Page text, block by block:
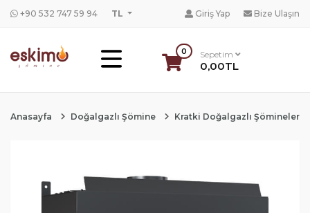
+90 532 747 59 94 TL Giriş Yap Bize Ulaşın
0 Sepetim
0,00TL
Anasayfa Doğalgazlı Şömine Kratki Doğalgazlı Şömineler